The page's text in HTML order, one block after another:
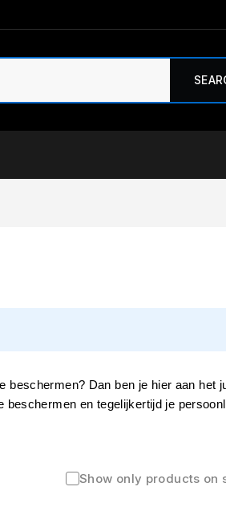
Dan ben je hier aan het
en tegelijkertijd je
Show only products on